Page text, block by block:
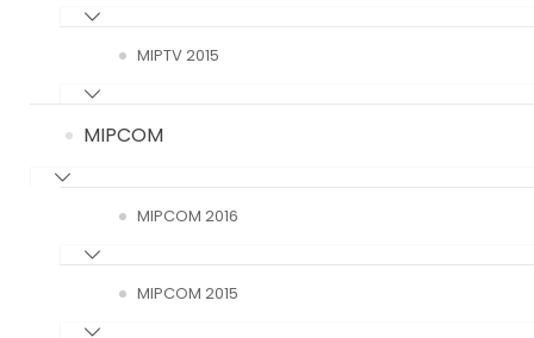
MIPTV 2015
MIPCOM
MIPCOM 2016
MIPCOM 2015